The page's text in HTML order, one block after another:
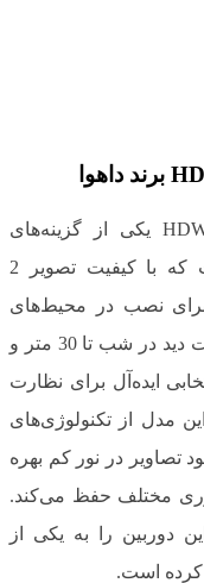
دوربین مداربسته داهوا مدل HDW1200SLP یکی از گزینه‌های
اقتصادی در دسته دوربین‌های دام است که با کیفیت تصویر 2
نصب در محیط‌های
داخلی و خارجی است. این دوربین با قابلیت دید در شب تا 30 متر و
ایده‌آل برای نظارت
مدل از تکنولوژی‌های
تصاویر در نور کم بهره
مختلف حفظ می‌کند.
دوربین را به یکی از
کرده است.